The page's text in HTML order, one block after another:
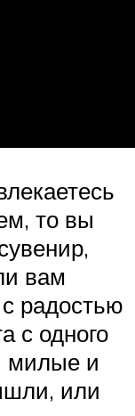
то вы
вам
радостью
с одного
милые и
или